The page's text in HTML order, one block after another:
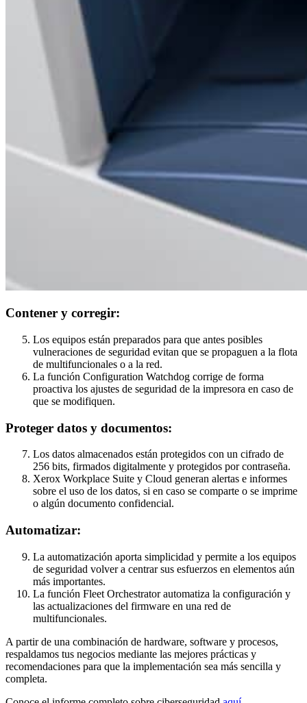
Contener y corregir:
Los equipos están preparados para que antes posibles
vulneraciones de seguridad evitan que se propaguen a la flota
de multifuncionales o a la red.
La función Configuration Watchdog corrige de forma
proactiva los ajustes de seguridad de la impresora en caso de
que se modifiquen.
Proteger datos y documentos:
Los datos almacenados están protegidos con un cifrado de
256 bits, firmados digitalmente y protegidos por contraseña.
Xerox Workplace Suite y Cloud generan alertas e informes
sobre el uso de los datos, si en caso se comparte o se imprime
o algún documento confidencial.
Automatizar:
La automatización aporta simplicidad y permite a los equipos
de seguridad volver a centrar sus esfuerzos en elementos aún
más importantes.
La función Fleet Orchestrator automatiza la configuración y
las actualizaciones del firmware en una red de
multifuncionales.
A partir de una combinación de hardware, software y procesos,
respaldamos tus negocios mediante las mejores prácticas y
recomendaciones para que la implementación sea más sencilla y
completa.